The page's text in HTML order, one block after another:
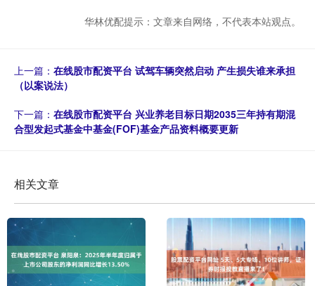
华林优配提示：文章来自网络，不代表本站观点。
上一篇： 在线股市配资平台 试驾车辆突然启动 产生损失谁来承担
（以案说法）
下一篇： 在线股市配资平台 兴业养老目标日期2035三年持有期混
合型发起式基金中基金(FOF)基金产品资料概要更新
相关文章